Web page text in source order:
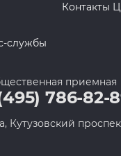
Контакты
службы
приемная
786-82-
Кутузовский